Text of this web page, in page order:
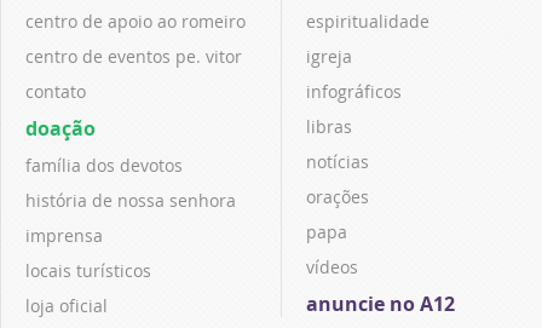
centro de apoio ao romeiro
centro de eventos pe. vitor
contato
doação
família dos devotos
história de nossa senhora
imprensa
locais turísticos
loja oficial
espiritualidade
igreja
infográficos
libras
notícias
orações
papa
vídeos
anuncie no A12